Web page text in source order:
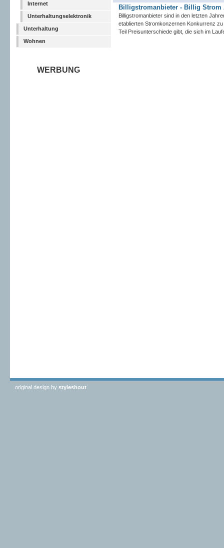
Internet
Unterhaltungselektronik
Unterhaltung
Wohnen
WERBUNG
Billigstromanbieter - Billig Strom
Billigstromanbieter sind in den letzten
etablierten Stromkonzernen Konkurrenz
Teil Preisunterschiede gibt, die sich im
original design by styleshout